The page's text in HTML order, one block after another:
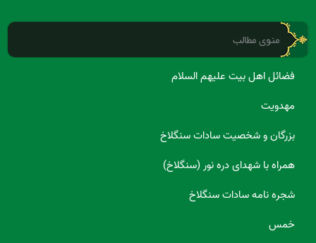
منوی مطالب
فضائل اهل بیت علیهم السلام
مهدویت
بزرگان و شخصیت سادات سنگلاخ
همراه با شهدای دره نور (سنگلاخ)
شجره نامه سادات سنگلاخ
خمس